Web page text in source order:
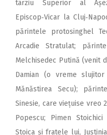
târziu Superior al
Episcop‑Vicar la
părintele protosinghel
Arcadie Stratulat;
Melchisedec Putină (venit
Damian (o vreme
Mănăstirea Secu);
Sinesie, care viețuise vreo
Popescu; Pimen
Stoica și fratele lui,